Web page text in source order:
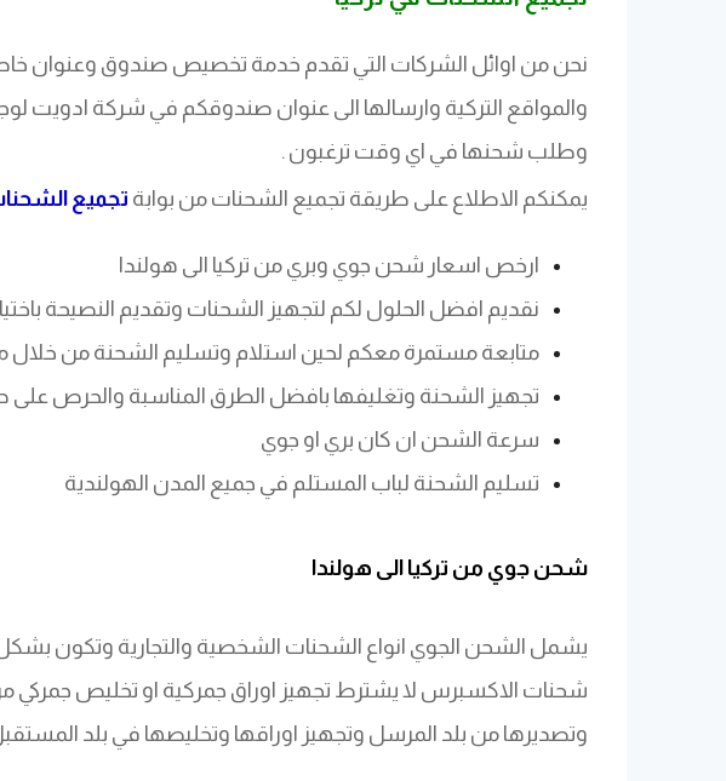
نحن من اوائل الشركات التي تقدم خدمة تخصيص صندوق وعنوان
والمواقع التركية وارسالها الى عنوان صندوقكم في شركة ادويت
وطلب شحنها في اي وقت ترغبون .
يمكنكم الاطلاع على طريقة تجميع الشحنات من بوابة تجميع
ارخص اسعار شحن جوي وبري من تركيا الى هولندا
نقديم افضل الحلول لكم لتجهيز الشحنات وتقديم النصيحة
متابعة مستمرة معكم لحين استلام وتسليم الشحنة من خلال
تجهيز الشحنة وتغليفها بافضل الطرق المناسبة والحرص
سرعة الشحن ان كان بري او جوي
تسليم الشحنة لباب المستلم في جميع المدن الهولندية​
​شحن جوي من تركيا الى هولندا
يشمل الشحن الجوي انواع الشحنات الشخصية والتجارية وتكون
شحنات الاكسبرس لا يشترط تجهيز اوراق جمركية او تخليص جمركي من
وتصديرها من بلد المرسل وتجهيز اوراقها وتخليصها في بلد